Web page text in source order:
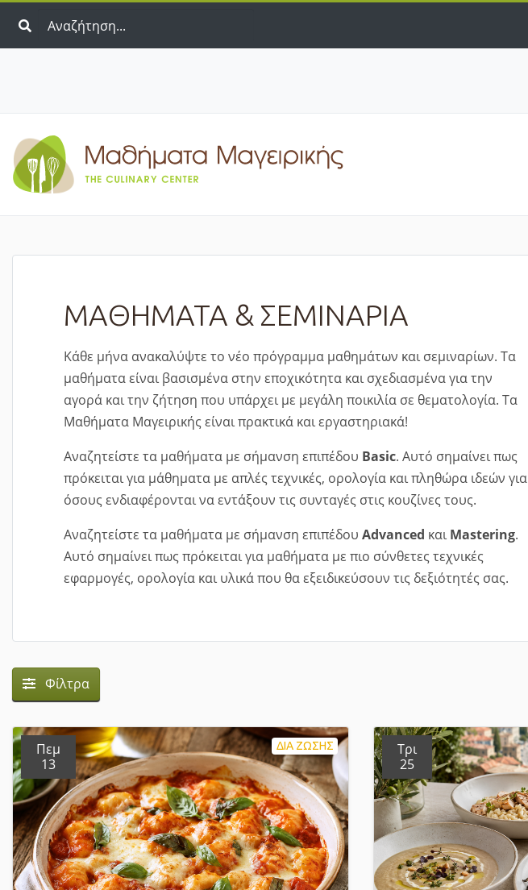
ΜΑΘΗΜΑΤΑ & ΣΕΜΙΝΑΡΙΑ
Κάθε μήνα ανακαλύψτε το νέο πρόγραμμα μαθημάτων και σεμιναρίων. Τα
μαθήματα είναι βασισμένα στην εποχικότητα και σχεδιασμένα για την
αγορά και την ζήτηση που υπάρχει με μεγάλη ποικιλία σε θεματολογία. Τα
Μαθήματα Μαγειρικής είναι πρακτικά και εργαστηριακά!
Αναζητείστε τα μαθήματα με σήμανση επιπέδου Basic. Αυτό σημαίνει πως
πρόκειται για μάθηματα με απλές τεχνικές, ορολογία και πληθώρα ιδεών για
όσους ενδιαφέρονται να εντάξουν τις συνταγές στις κουζίνες τους.
Αναζητείστε τα μαθήματα με σήμανση επιπέδου Advanced και Mastering.
Αυτό σημαίνει πως πρόκειται για μαθήματα με πιο σύνθετες τεχνικές
εφαρμογές, ορολογία και υλικά που θα εξειδικεύσουν τις δεξιότητές σας.
Φίλτρα
ΔΙΑ ΖΩΣΗΣ
Πεμ
13
Τρι
25